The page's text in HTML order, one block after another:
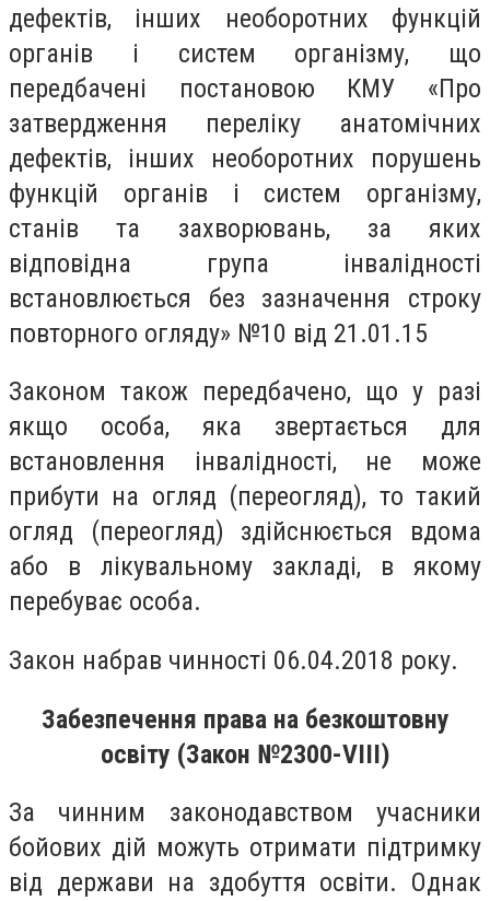
дефектів, інших необоротних функцій
органів і систем організму, що
передбачені постановою КМУ «Про
затвердження переліку анатомічних
дефектів, інших необоротних порушень
функцій органів і систем організму,
станів та захворювань, за яких
відповідна група інвалідності
встановлюється без зазначення строку
повторного огляду» №10 від 21.01.15
Законом також передбачено, що у разі
якщо особа, яка звертається для
встановлення інвалідності, не може
прибути на огляд (переогляд), то такий
огляд (переогляд) здійснюється вдома
або в лікувальному закладі, в якому
перебуває особа.
Закон набрав чинності 06.04.2018 року.
Забезпечення права на безкоштовну
освіту (Закон №2300-VIII)
За чинним законодавством учасники
бойових дій можуть отримати підтримку
від держави на здобуття освіти. Однак